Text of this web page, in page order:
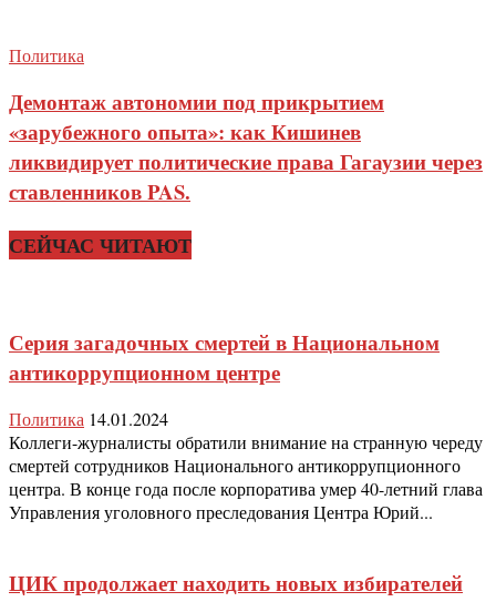
Политика
Демонтаж автономии под прикрытием
«зарубежного опыта»: как Кишинев
ликвидирует политические права Гагаузии через
ставленников PAS.
СЕЙЧАС ЧИТАЮТ
Серия загадочных смертей в Национальном
антикоррупционном центре
Политика 14.01.2024
Коллеги-журналисты обратили внимание на странную череду
смертей сотрудников Национального антикоррупционного
центра. В конце года после корпоратива умер 40-летний глава
Управления уголовного преследования Центра Юрий...
ЦИК продолжает находить новых избирателей